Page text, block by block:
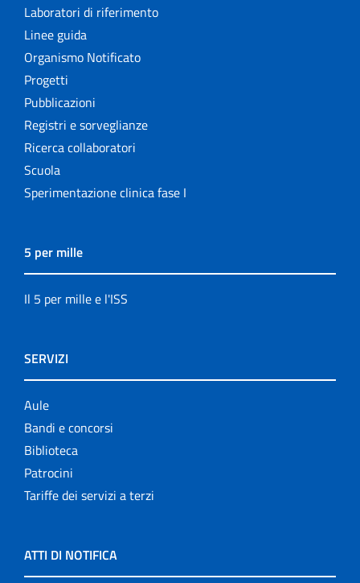
Laboratori di riferimento
Linee guida
Organismo Notificato
Progetti
Pubblicazioni
Registri e sorveglianze
Ricerca collaboratori
Scuola
Sperimentazione clinica fase I
5 per mille
Il 5 per mille e l'ISS
SERVIZI
Aule
Bandi e concorsi
Biblioteca
Patrocini
Tariffe dei servizi a terzi
ATTI DI NOTIFICA